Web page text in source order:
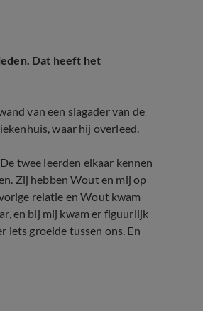
Dat heeft het
van een slagader van de
waar hij overleed.
twee leerden elkaar kennen
Zij hebben Wout en mij op
relatie en Wout kwam
en bij mij kwam er figuurlijk
iets groeide tussen ons. En